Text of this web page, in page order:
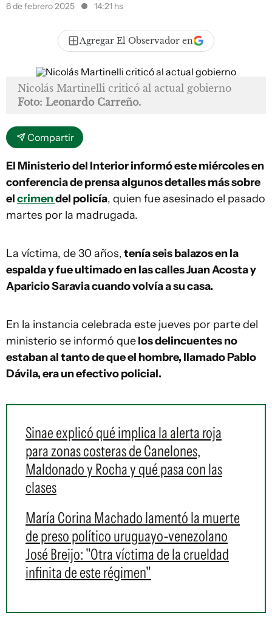
6 de febrero 2025 14:21 hs
Agregar El Observador en
Nicolás Martinelli criticó al actual gobierno
Foto: Leonardo Carreño.
Compartir
El Ministerio del Interior informó este miércoles en
conferencia de prensa algunos detalles más sobre
elcrimendel policía, quien fue asesinado el pasado
martes por la madrugada.
La víctima, de 30 años,tenía seis balazos en la
espalda y fue ultimado en las calles Juan Acosta y
Aparicio Saravia cuando volvía a su casa.
En la instancia celebrada este jueves por parte del
ministerio se informó quelos delincuentes no
estaban al tanto de que el hombre, llamado Pablo
Dávila, era un efectivo policial.
Sinae explicó qué implica la alerta roja
para zonas costeras de Canelones,
Maldonado y Rocha y qué pasa con las
clases
María Corina Machado lamentó la muerte
de preso político uruguayo-venezolano
José Breijo: "Otra víctima de la crueldad
infinita de este régimen"